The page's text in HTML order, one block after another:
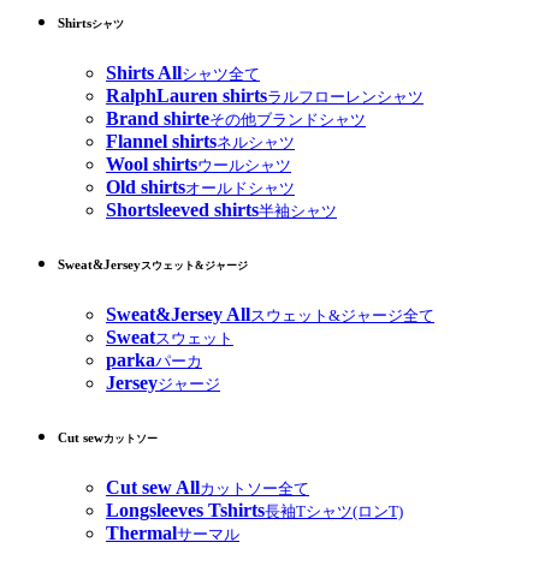
Shirtsシャツ
Shirts Allシャツ全て
RalphLauren shirtsラルフローレンシャツ
Brand shirteその他ブランドシャツ
Flannel shirtsネルシャツ
Wool shirtsウールシャツ
Old shirtsオールドシャツ
Shortsleeved shirts半袖シャツ
Sweat&Jerseyスウェット&ジャージ
Sweat&Jersey Allスウェット&ジャージ全て
Sweatスウェット
parkaパーカ
Jerseyジャージ
Cut sewカットソー
Cut sew Allカットソー全て
Longsleeves Tshirts長袖Tシャツ(ロンT)
Thermalサーマル